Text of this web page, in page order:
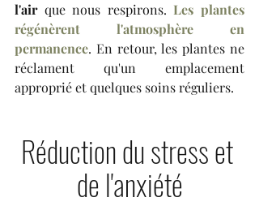
l'air que nous respirons. Les plantes
régénèrent l'atmosphère en
permanence. En retour, les plantes ne
réclament qu'un emplacement
approprié et quelques soins réguliers.
Réduction du stress et
de l'anxiété